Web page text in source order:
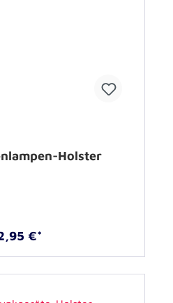
Holster
€*